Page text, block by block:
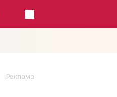
Реклама